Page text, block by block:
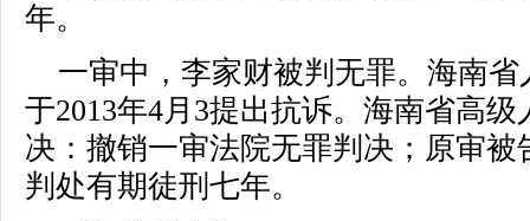
年。
一审中，李家财被判无罪。海南
于2013年4月3提出抗诉。海南省高
决：撤销一审法院无罪判决；原审
判处有期徒刑七年。